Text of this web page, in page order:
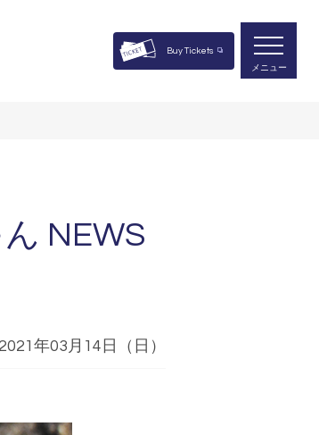
Buy Tickets
メニュー
NEWS
2021年03月14日（日）